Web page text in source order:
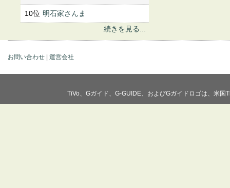
10位 明石家さんま
続きを見る...
お問い合わせ 運営会社
TiVo、Gガイド、G-GUIDE、およびGガイドロゴは、米